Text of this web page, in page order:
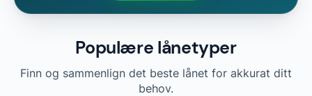
Populære lånetyper
Finn og sammenlign det beste lånet for akkurat ditt
behov.